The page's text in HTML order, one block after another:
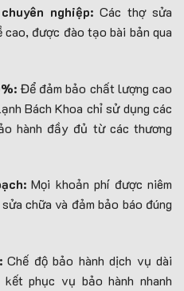
nghiệp: Các thợ sửa
cao, được đào tạo bài bản qua
Để đảm bảo chất lượng cao
Bách Khoa chỉ sử dụng các
hành đầy đủ từ các thương
Mọi khoản phí được niêm
chữa và đảm bảo báo đúng
Chế độ bảo hành dịch vụ dài
phục vụ bảo hành nhanh